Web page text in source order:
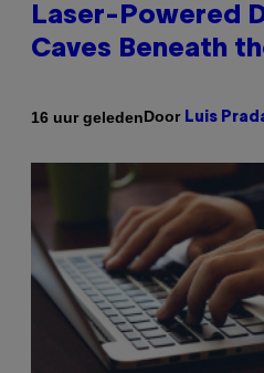
Laser-Powered
Caves Beneath
16 uur geledenDoor Luis